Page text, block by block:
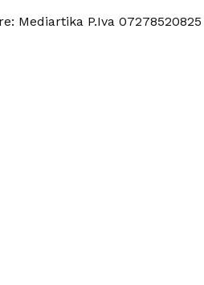
Mediartika P.Iva 07278520825